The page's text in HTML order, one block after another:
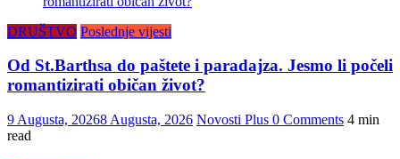
DRUŠTVO Poslednje vijesti
Od St.Barthsa do paštete i paradajza. Jesmo li počeli
romantizirati običan život?
9 Augusta, 20268 Augusta, 2026 Novosti Plus 0 Comments 4 min
read